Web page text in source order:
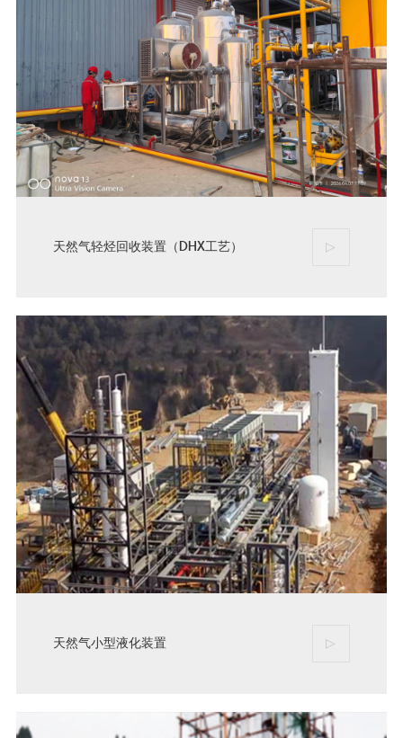
天然气轻烃回收装置（DHX工艺） ▷
天然气小型液化装置 ▷